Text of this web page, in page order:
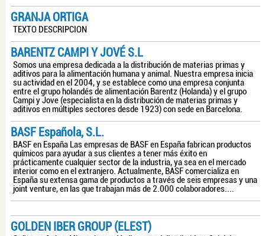
GRANJA ORTIGA
TEXTO DESCRIPCION
BARENTZ CAMPI Y JOVÉ S.L
Somos una empresa dedicada a la distribución de materias primas y
aditivos para la alimentación humana y animal. Nuestra empresa inicia
su actividad en el 2004, y se establece como una empresa conjunta
entre el grupo holandés de alimentación Barentz (Holanda) y el grupo
Campi y Jove (especialista en la distribución de materias primas y
aditivos en múltiples sectores desde 1923) con sede en Barcelona.
BASF Española, S.L.
BASF en España Las empresas de BASF en España fabrican productos
químicos para ayudar a sus clientes a tener más éxito en
prácticamente cualquier sector de la industria, ya sea en el mercado
interior como en el extranjero. Actualmente, BASF comercializa en
España su extensa gama de productos a través de seis empresas y una
joint venture, en las que trabajan más de 2.000 colaboradores....
GOLDEN IBER GROUP (ELEST)